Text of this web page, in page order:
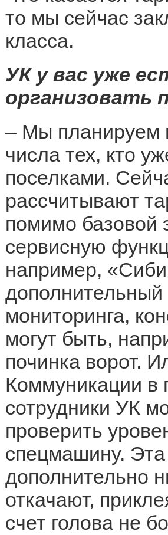
то мы сейчас
класса.
УК у вас уже
организовать
– Мы планируем
числа тех, кто
поселками.
рассчитывают
помимо базовой
сервисную
например,
мониторинга,
могут быть,
починка ворот.
Коммуникации в
сотрудники УК
проверить
спецмашину.
дополнительно
откачают,
счет голова не